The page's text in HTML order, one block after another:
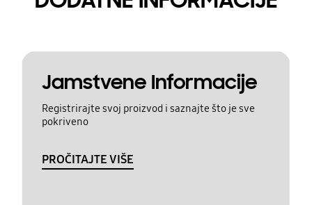
Jamstvene Informacije
Registrirajte svoj proizvod i saznajte što je sve
pokriveno
PROČITAJTE VIŠE